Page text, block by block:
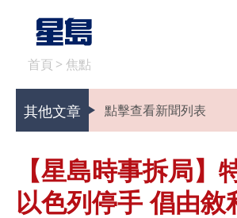
首頁 > 焦點
其他文章 點擊查看新聞列表
【星島時事拆局】
以色列停手 倡由敘